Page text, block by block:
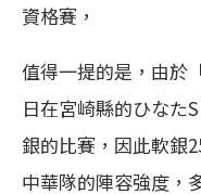
資格賽，
值得一提的是，由於
日在宮崎縣的ひなた
銀的比賽，因此軟銀
中華隊的陣容強度，